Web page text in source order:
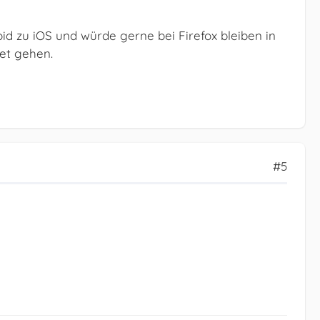
zu iOS und würde gerne bei Firefox bleiben in
gehen.
#5